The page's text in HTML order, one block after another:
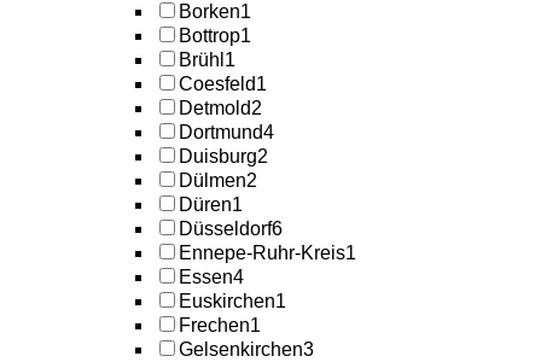
Borken1
Bottrop1
Brühl 1
Coesfeld1
Detmold2
Dortmund4
Duisburg2
Dülmen2
Düren1
Düsseldorf6
Ennepe-Ruhr-Kreis1
Essen4
Euskirchen1
Frechen1
Gelsenkirchen3